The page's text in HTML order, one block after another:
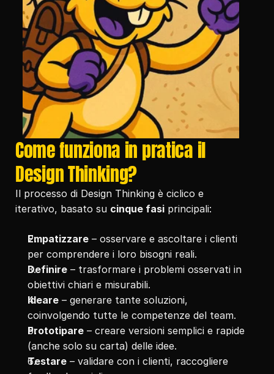
Come funziona in pratica il
Design Thinking?
Il processo di Design Thinking è ciclico e
iterativo, basato su cinque fasi principali:
Empatizzare – osservare e ascoltare i clienti
per comprendere i loro bisogni reali.
Definire – trasformare i problemi osservati in
obiettivi chiari e misurabili.
Ideare – generare tante soluzioni,
coinvolgendo tutte le competenze del team.
Prototipare – creare versioni semplici e rapide
(anche solo su carta) delle idee.
Testare – validare con i clienti, raccogliere